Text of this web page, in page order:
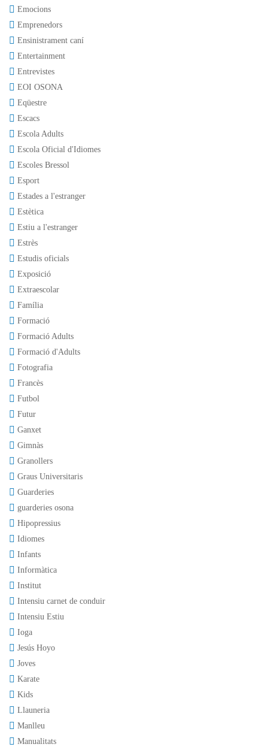
Emocions
Emprenedors
Ensinistrament caní
Entertainment
Entrevistes
EOI OSONA
Eqüestre
Escacs
Escola Adults
Escola Oficial d'Idiomes
Escoles Bressol
Esport
Estades a l'estranger
Estètica
Estiu a l'estranger
Estrès
Estudis oficials
Exposició
Extraescolar
Família
Formació
Formació Adults
Formació d'Adults
Fotografia
Francès
Futbol
Futur
Ganxet
Gimnàs
Granollers
Graus Universitaris
Guarderies
guarderies osona
Hipopressius
Idiomes
Infants
Informàtica
Institut
Intensiu carnet de conduir
Intensiu Estiu
Ioga
Jesús Hoyo
Joves
Karate
Kids
Llauneria
Manlleu
Manualitats